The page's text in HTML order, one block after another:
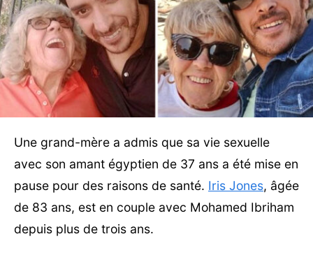
Une grand-mère a admis que sa vie sexuelle
avec son amant égyptien de 37 ans a été mise en
pause pour des raisons de santé. Iris Jones, âgée
de 83 ans, est en couple avec Mohamed Ibriham
depuis plus de trois ans.